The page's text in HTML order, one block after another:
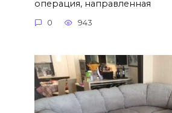
операция, направленная
0 943